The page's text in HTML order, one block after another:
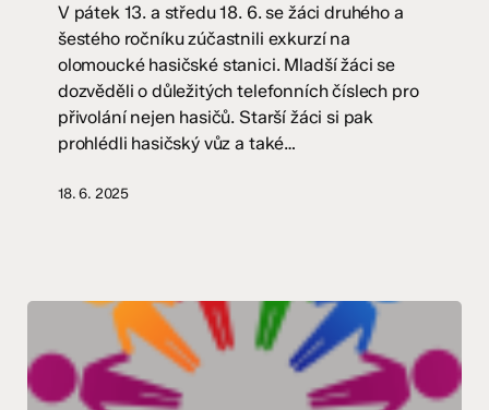
ročník
V pátek 13. a středu 18. 6. se žáci druhého a
šestého ročníku zúčastnili exkurzí na
olomoucké hasičské stanici. Mladší žáci se
dozvěděli o důležitých telefonních číslech pro
přivolání nejen hasičů. Starší žáci si pak
prohlédli hasičský vůz a také…
18. 6. 2025